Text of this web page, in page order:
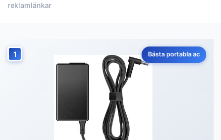
reklamlänkar
1 Bästa portabla ac